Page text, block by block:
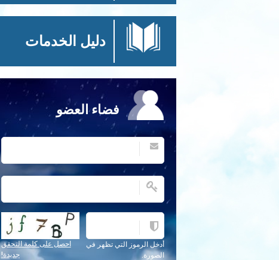
دليل الخدمات
فضاء العضو
أدخل الرموز التي تظهر في
الصورة.
احصل على كلمة التحقق
جديدة!